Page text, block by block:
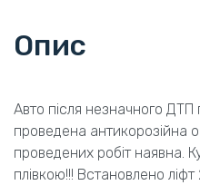
Опис
Авто після незначного
проведена антикорозійна
проведених робіт наявна.
плівкою!!! Встановлено